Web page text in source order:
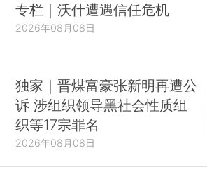
专栏｜沃什遭遇信任危机
2026年08月08日
独家｜晋煤富豪张新明再遭公
诉 涉组织领导黑社会性质组
织等17宗罪名
2026年08月08日